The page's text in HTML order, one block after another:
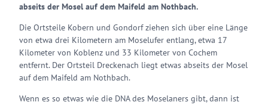
abseits der Mosel auf dem Maifeld am Nothbach.
Die Ortsteile Kobern und Gondorf ziehen sich über eine Länge
von etwa drei Kilometern am Moselufer entlang, etwa 17
Kilometer von Koblenz und 33 Kilometer von Cochem
entfernt. Der Ortsteil Dreckenach liegt etwas abseits der Mosel
auf dem Maifeld am Nothbach.
Wenn es so etwas wie die DNA des Moselaners gibt, dann ist